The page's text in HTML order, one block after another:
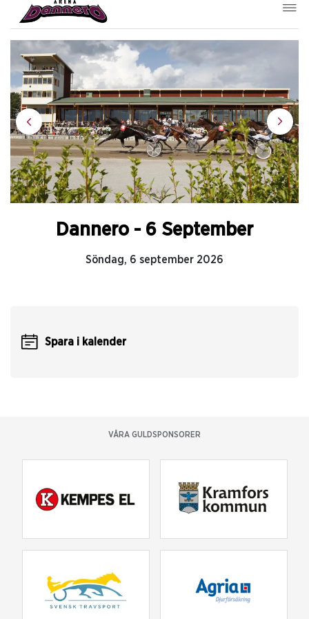
Dannero - 6 September
Söndag, 6 september 2026
Spara i kalender
VÅRA GULDSPONSORER